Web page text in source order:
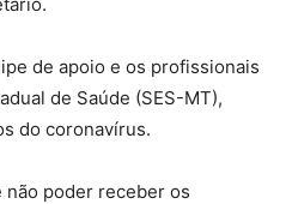
de apoio e os profissionais
de Saúde (SES-MT),
do coronavírus.
não poder receber os